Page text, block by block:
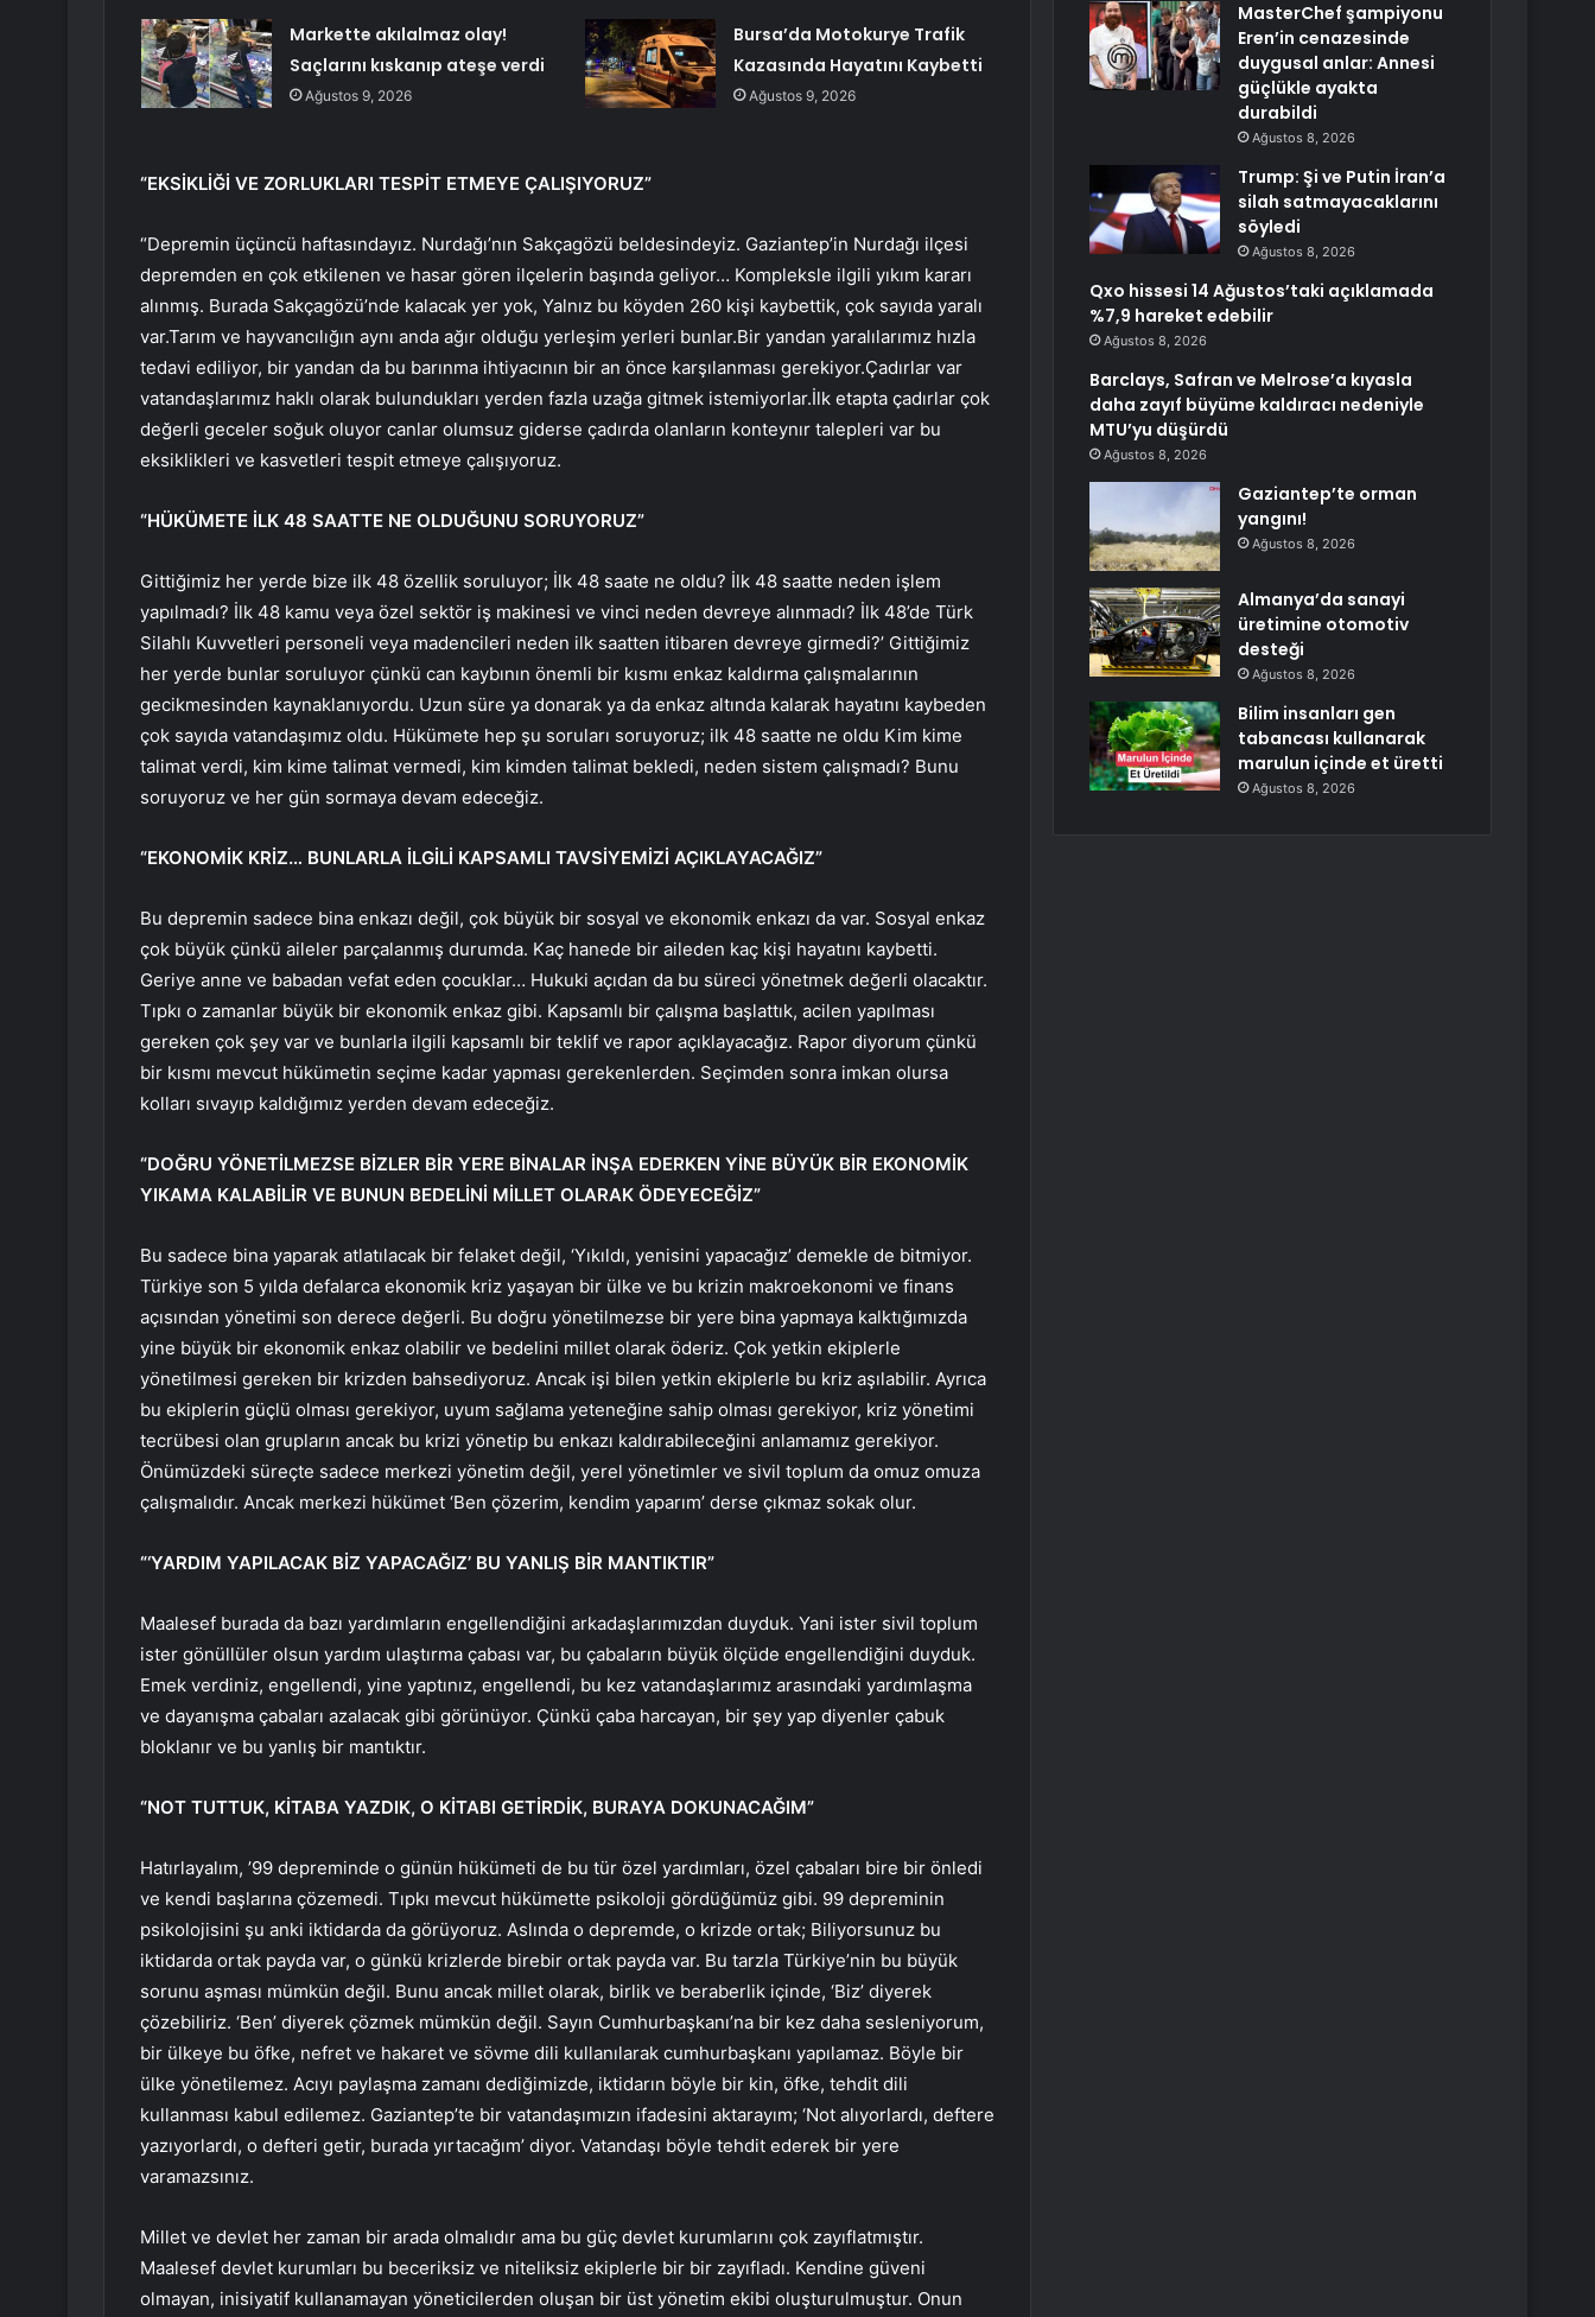
Markette akılalmaz olay!
Saçlarını kıskanıp ateşe verdi
Ağustos 9, 2026
Bursa’da Motokurye Trafik
Kazasında Hayatını Kaybetti
Ağustos 9, 2026
“EKSİKLİĞİ VE ZORLUKLARI TESPİT ETMEYE ÇALIŞIYORUZ”
“Depremin üçüncü haftasındayız. Nurdağı’nın Sakçagözü beldesindeyiz. Gaziantep’in Nurdağı ilçesi
depremden en çok etkilenen ve hasar gören ilçelerin başında geliyor… Kompleksle ilgili yıkım kararı
alınmış. Burada Sakçagözü’nde kalacak yer yok, Yalnız bu köyden 260 kişi kaybettik, çok sayıda yaralı
var.Tarım ve hayvancılığın aynı anda ağır olduğu yerleşim yerleri bunlar.Bir yandan yaralılarımız hızla
tedavi ediliyor, bir yandan da bu barınma ihtiyacının bir an önce karşılanması gerekiyor.Çadırlar var
vatandaşlarımız haklı olarak bulundukları yerden fazla uzağa gitmek istemiyorlar.İlk etapta çadırlar çok
değerli geceler soğuk oluyor canlar olumsuz giderse çadırda olanların konteynır talepleri var bu
eksiklikleri ve kasvetleri tespit etmeye çalışıyoruz.
“HÜKÜMETE İLK 48 SAATTE NE OLDUĞUNU SORUYORUZ”
Gittiğimiz her yerde bize ilk 48 özellik soruluyor; İlk 48 saate ne oldu? İlk 48 saatte neden işlem
yapılmadı? İlk 48 kamu veya özel sektör iş makinesi ve vinci neden devreye alınmadı? İlk 48’de Türk
Silahlı Kuvvetleri personeli veya madencileri neden ilk saatten itibaren devreye girmedi?’ Gittiğimiz
her yerde bunlar soruluyor çünkü can kaybının önemli bir kısmı enkaz kaldırma çalışmalarının
gecikmesinden kaynaklanıyordu. Uzun süre ya donarak ya da enkaz altında kalarak hayatını kaybeden
çok sayıda vatandaşımız oldu. Hükümete hep şu soruları soruyoruz; ilk 48 saatte ne oldu Kim kime
talimat verdi, kim kime talimat vermedi, kim kimden talimat bekledi, neden sistem çalışmadı? Bunu
soruyoruz ve her gün sormaya devam edeceğiz.
“EKONOMİK KRİZ… BUNLARLA İLGİLİ KAPSAMLI TAVSİYEMİZİ AÇIKLAYACAĞIZ”
Bu depremin sadece bina enkazı değil, çok büyük bir sosyal ve ekonomik enkazı da var. Sosyal enkaz
çok büyük çünkü aileler parçalanmış durumda. Kaç hanede bir aileden kaç kişi hayatını kaybetti.
Geriye anne ve babadan vefat eden çocuklar… Hukuki açıdan da bu süreci yönetmek değerli olacaktır.
Tıpkı o zamanlar büyük bir ekonomik enkaz gibi. Kapsamlı bir çalışma başlattık, acilen yapılması
gereken çok şey var ve bunlarla ilgili kapsamlı bir teklif ve rapor açıklayacağız. Rapor diyorum çünkü
bir kısmı mevcut hükümetin seçime kadar yapması gerekenlerden. Seçimden sonra imkan olursa
kolları sıvayıp kaldığımız yerden devam edeceğiz.
“DOĞRU YÖNETİLMEZSE BİZLER BİR YERE BİNALAR İNŞA EDERKEN YİNE BÜYÜK BİR EKONOMİK
YIKAMA KALABİLİR VE BUNUN BEDELİNİ MİLLET OLARAK ÖDEYECEĞİZ”
Bu sadece bina yaparak atlatılacak bir felaket değil, ‘Yıkıldı, yenisini yapacağız’ demekle de bitmiyor.
Türkiye son 5 yılda defalarca ekonomik kriz yaşayan bir ülke ve bu krizin makroekonomi ve finans
açısından yönetimi son derece değerli. Bu doğru yönetilmezse bir yere bina yapmaya kalktığımızda
yine büyük bir ekonomik enkaz olabilir ve bedelini millet olarak öderiz. Çok yetkin ekiplerle
yönetilmesi gereken bir krizden bahsediyoruz. Ancak işi bilen yetkin ekiplerle bu kriz aşılabilir. Ayrıca
bu ekiplerin güçlü olması gerekiyor, uyum sağlama yeteneğine sahip olması gerekiyor, kriz yönetimi
tecrübesi olan grupların ancak bu krizi yönetip bu enkazı kaldırabileceğini anlamamız gerekiyor.
Önümüzdeki süreçte sadece merkezi yönetim değil, yerel yönetimler ve sivil toplum da omuz omuza
çalışmalıdır. Ancak merkezi hükümet ‘Ben çözerim, kendim yaparım’ derse çıkmaz sokak olur.
“‘YARDIM YAPILACAK BİZ YAPACAĞIZ’ BU YANLIŞ BİR MANTIKTIR”
Maalesef burada da bazı yardımların engellendiğini arkadaşlarımızdan duyduk. Yani ister sivil toplum
ister gönüllüler olsun yardım ulaştırma çabası var, bu çabaların büyük ölçüde engellendiğini duyduk.
Emek verdiniz, engellendi, yine yaptınız, engellendi, bu kez vatandaşlarımız arasındaki yardımlaşma
ve dayanışma çabaları azalacak gibi görünüyor. Çünkü çaba harcayan, bir şey yap diyenler çabuk
bloklanır ve bu yanlış bir mantıktır.
“NOT TUTTUK, KİTABA YAZDIK, O KİTABI GETİRDİK, BURAYA DOKUNACAĞIM”
Hatırlayalım, ’99 depreminde o günün hükümeti de bu tür özel yardımları, özel çabaları bire bir önledi
ve kendi başlarına çözemedi. Tıpkı mevcut hükümette psikoloji gördüğümüz gibi. 99 depreminin
psikolojisini şu anki iktidarda da görüyoruz. Aslında o depremde, o krizde ortak; Biliyorsunuz bu
iktidarda ortak payda var, o günkü krizlerde birebir ortak payda var. Bu tarzla Türkiye’nin bu büyük
sorunu aşması mümkün değil. Bunu ancak millet olarak, birlik ve beraberlik içinde, ‘Biz’ diyerek
çözebiliriz. ‘Ben’ diyerek çözmek mümkün değil. Sayın Cumhurbaşkanı’na bir kez daha sesleniyorum,
bir ülkeye bu öfke, nefret ve hakaret ve sövme dili kullanılarak cumhurbaşkanı yapılamaz. Böyle bir
ülke yönetilemez. Acıyı paylaşma zamanı dediğimizde, iktidarın böyle bir kin, öfke, tehdit dili
kullanması kabul edilemez. Gaziantep’te bir vatandaşımızın ifadesini aktarayım; ‘Not alıyorlardı, deftere
yazıyorlardı, o defteri getir, burada yırtacağım’ diyor. Vatandaşı böyle tehdit ederek bir yere
varamazsınız.
Millet ve devlet her zaman bir arada olmalıdır ama bu güç devlet kurumlarını çok zayıflatmıştır.
Maalesef devlet kurumları bu beceriksiz ve niteliksiz ekiplerle bir bir zayıfladı. Kendine güveni
olmayan, inisiyatif kullanamayan yöneticilerden oluşan bir üst yönetim ekibi oluşturulmuştur. Onun
MasterChef şampiyonu
Eren’in cenazesinde
duygusal anlar: Annesi
güçlükle ayakta
durabildi
Ağustos 8, 2026
Trump: Şi ve Putin İran’a
silah satmayacaklarını
söyledi
Ağustos 8, 2026
Qxo hissesi 14 Ağustos’taki açıklamada
%7,9 hareket edebilir
Ağustos 8, 2026
Barclays, Safran ve Melrose’a kıyasla
daha zayıf büyüme kaldıracı nedeniyle
MTU’yu düşürdü
Ağustos 8, 2026
Gaziantep’te orman
yangını!
Ağustos 8, 2026
Almanya’da sanayi
üretimine otomotiv
desteği
Ağustos 8, 2026
Bilim insanları gen
tabancası kullanarak
marulun içinde et üretti
Ağustos 8, 2026